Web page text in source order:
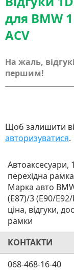
для BMW
ACV
На жаль,
першим!
Щоб залишити
авторизуватися.
Автоаксесуари,
перехідна
Марка авто
(E87)/3 (E90/
ціна, відгуки,
рамки
КОНТАКТИ
068-468-16-40